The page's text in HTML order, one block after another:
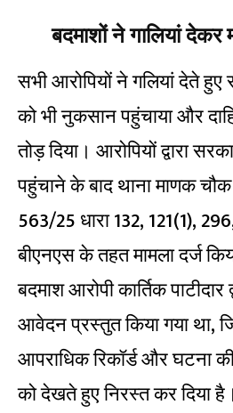
बदमाशों ने गालियां देकर
सभी आरोपियों ने गलियां देते हुए
को भी नुकसान पहुंचाया और
तोड़ दिया। आरोपियों द्वारा
पहुंचाने के बाद थाना माणक
563/25 धारा 132, 121(1),
बीएनएस के तहत मामला दर्ज
बदमाश आरोपी कार्तिक पाटीदार
आवेदन प्रस्तुत किया गया था,
आपराधिक रिकॉर्ड और घटना
को देखते हुए निरस्त कर दिया है।